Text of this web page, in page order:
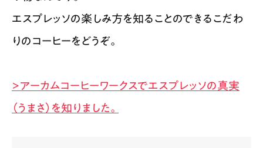
エスプレッソの楽しみ方を知ることのできるこだわ
りのコーヒーをどうぞ。
>アーカムコーヒーワークスでエスプレッソの真実
（うまさ）を知りました。